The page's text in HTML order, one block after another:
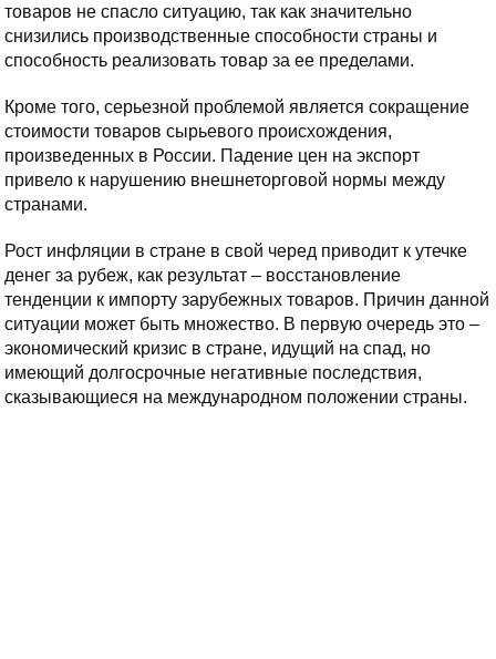
товаров не спасло ситуацию, так как значительно
снизились производственные способности страны и
способность реализовать товар за ее пределами.
Кроме того, серьезной проблемой является сокращение
стоимости товаров сырьевого происхождения,
произведенных в России. Падение цен на экспорт
привело к нарушению внешнеторговой нормы между
странами.
Рост инфляции в стране в свой черед приводит к утечке
денег за рубеж, как результат – восстановление
тенденции к импорту зарубежных товаров. Причин данной
ситуации может быть множество. В первую очередь это –
экономический кризис в стране, идущий на спад, но
имеющий долгосрочные негативные последствия,
сказывающиеся на международном положении страны.